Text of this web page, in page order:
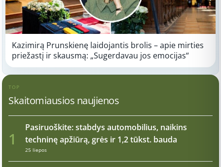
Kazimirą Prunskienę laidojantis brolis – apie mirties
priežastį ir skausmą: „Sugerdavau jos emocijas“
TOP
Skaitomiausios naujienos
1
Pasiruoškite: stabdys automobilius, naikins
techninę apžiūrą, grės ir 1,2 tūkst. bauda
25 liepos